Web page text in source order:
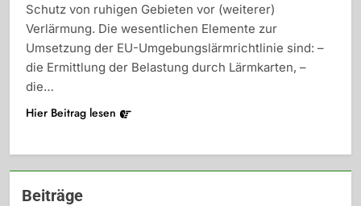
Schutz von ruhigen Gebieten vor (weiterer)
Verlärmung. Die wesentlichen Elemente zur
Umsetzung der EU-Umgebungslärmrichtlinie sind: –
die Ermittlung der Belastung durch Lärmkarten, –
die…
Hier Beitrag lesen
Beiträge